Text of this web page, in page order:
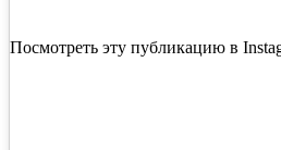
Посмотреть эту публикацию в